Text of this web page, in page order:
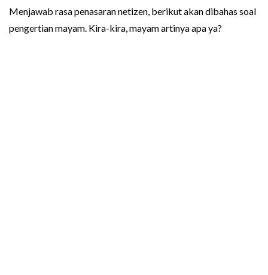
Menjawab rasa penasaran netizen, berikut akan dibahas soal
pengertian mayam. Kira-kira, mayam artinya apa ya?